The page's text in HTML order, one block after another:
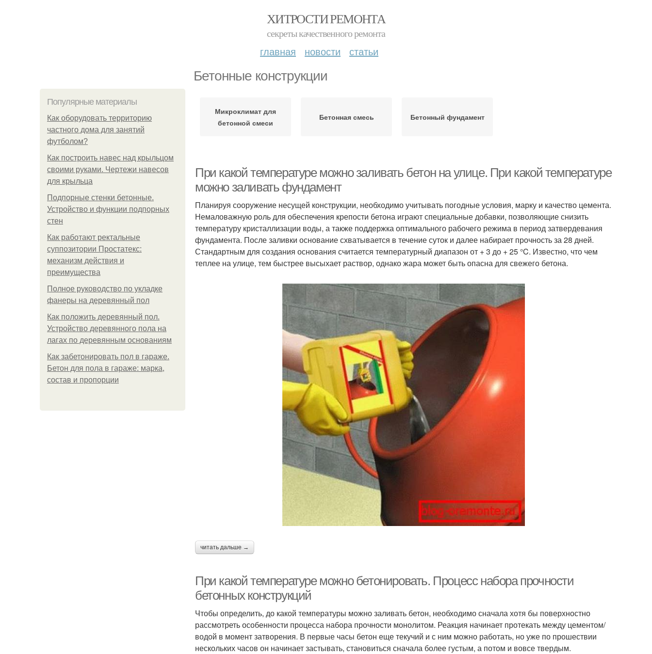
ХИТРОСТИ РЕМОНТА
секреты качественного ремонта
главная новости статьи
Бетонные конструкции
Популярные материалы
Как оборудовать территорию
частного дома для занятий
футболом?
Как построить навес над крыльцом
своими руками. Чертежи навесов
для крыльца
Подпорные стенки бетонные.
Устройство и функции подпорных
стен
Как работают ректальные
суппозитории Простатекс:
механизм действия и
преимущества
Полное руководство по укладке
фанеры на деревянный пол
Как положить деревянный пол.
Устройство деревянного пола на
лагах по деревянным основаниям
Как забетонировать пол в гараже.
Бетон для пола в гараже: марка,
состав и пропорции
Микроклимат для
бетонной смеси
Бетонная смесь Бетонный фундамент
При какой температуре можно заливать бетон на улице. При какой температуре
можно заливать фундамент
Планируя сооружение несущей конструкции, необходимо учитывать погодные условия, марку и качество цемента.
Немаловажную роль для обеспечения крепости бетона играют специальные добавки, позволяющие снизить
температуру кристаллизации воды, а также поддержка оптимального рабочего режима в период затвердевания
фундамента. После заливки основание схватывается в течение суток и далее набирает прочность за 28 дней.
Стандартным для создания основания считается температурный диапазон от + 3 до + 25 °C. Известно, что чем
теплее на улице, тем быстрее высыхает раствор, однако жара может быть опасна для свежего бетона.
читать дальше →
При какой температуре можно бетонировать. Процесс набора прочности
бетонных конструкций
Чтобы определить, до какой температуры можно заливать бетон, необходимо сначала хотя бы поверхностно
рассмотреть особенности процесса набора прочности монолитом. Реакция начинает протекать между цементом/
водой в момент затворения. В первые часы бетон еще текучий и с ним можно работать, но уже по прошествии
нескольких часов он начинает застывать, становиться сначала более густым, а потом и вовсе твердым.